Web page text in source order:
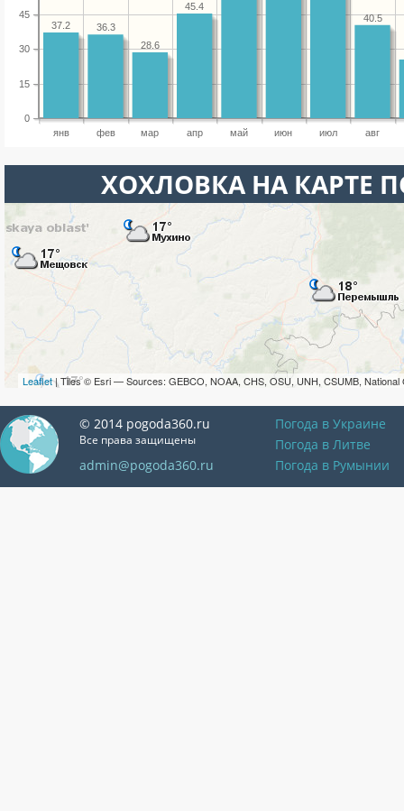
янв фев мар апр май июн июл авг
0
15
30
45 40.5
45.4
28.6
36.3
37.2
ХОХЛОВКА НА КАРТЕ
Leaflet| Tiles © Esri — Sources: GEBCO, NOAA, CHS, OSU, UNH, CSUMB, National
© 2014 pogoda360.ru
Все права защищены
admin@pogoda360.ru
Погода в Украине
Погода в Литве
Погода в Румынии